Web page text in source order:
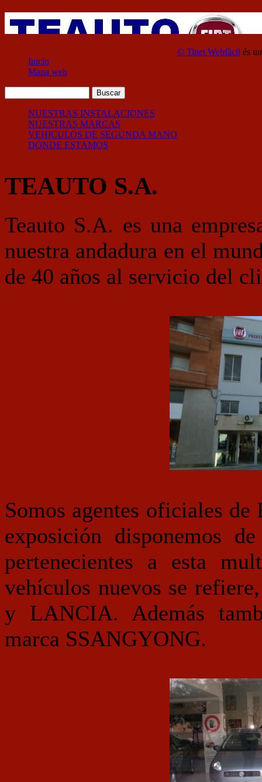
Inicio
Mapa web
NUESTRAS INSTALACIONES
NUESTRAS MARCAS
VEHICULOS DE SEGUNDA MANO
DÓNDE ESTAMOS
TEAUTO S.A.
Teauto S.A. es una
nuestra andadura en el
de 40 años al servicio del
Somos agentes oficiales
exposición disponemos
pertenecientes a esta
vehículos nuevos se
y LANCIA. Además
marca SSANGYONG.
© Tinet Webfàcil és